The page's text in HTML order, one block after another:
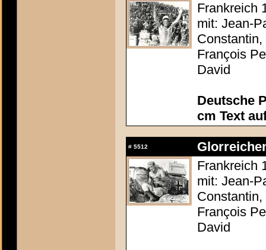
Frankreich
mit: Jean-
François
David
Deutsche
cm Text
# 5512
Frankreich
mit: Jean-
François
David